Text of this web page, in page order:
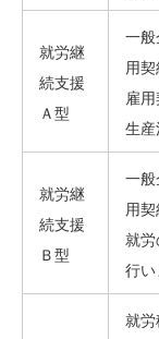
就労継
続支援
Ａ型
一般
用
雇
生産
就労継
続支援
Ｂ型
一般
用
就労
行い
就労